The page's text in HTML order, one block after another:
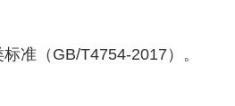
准（GB/T4754-2017）。